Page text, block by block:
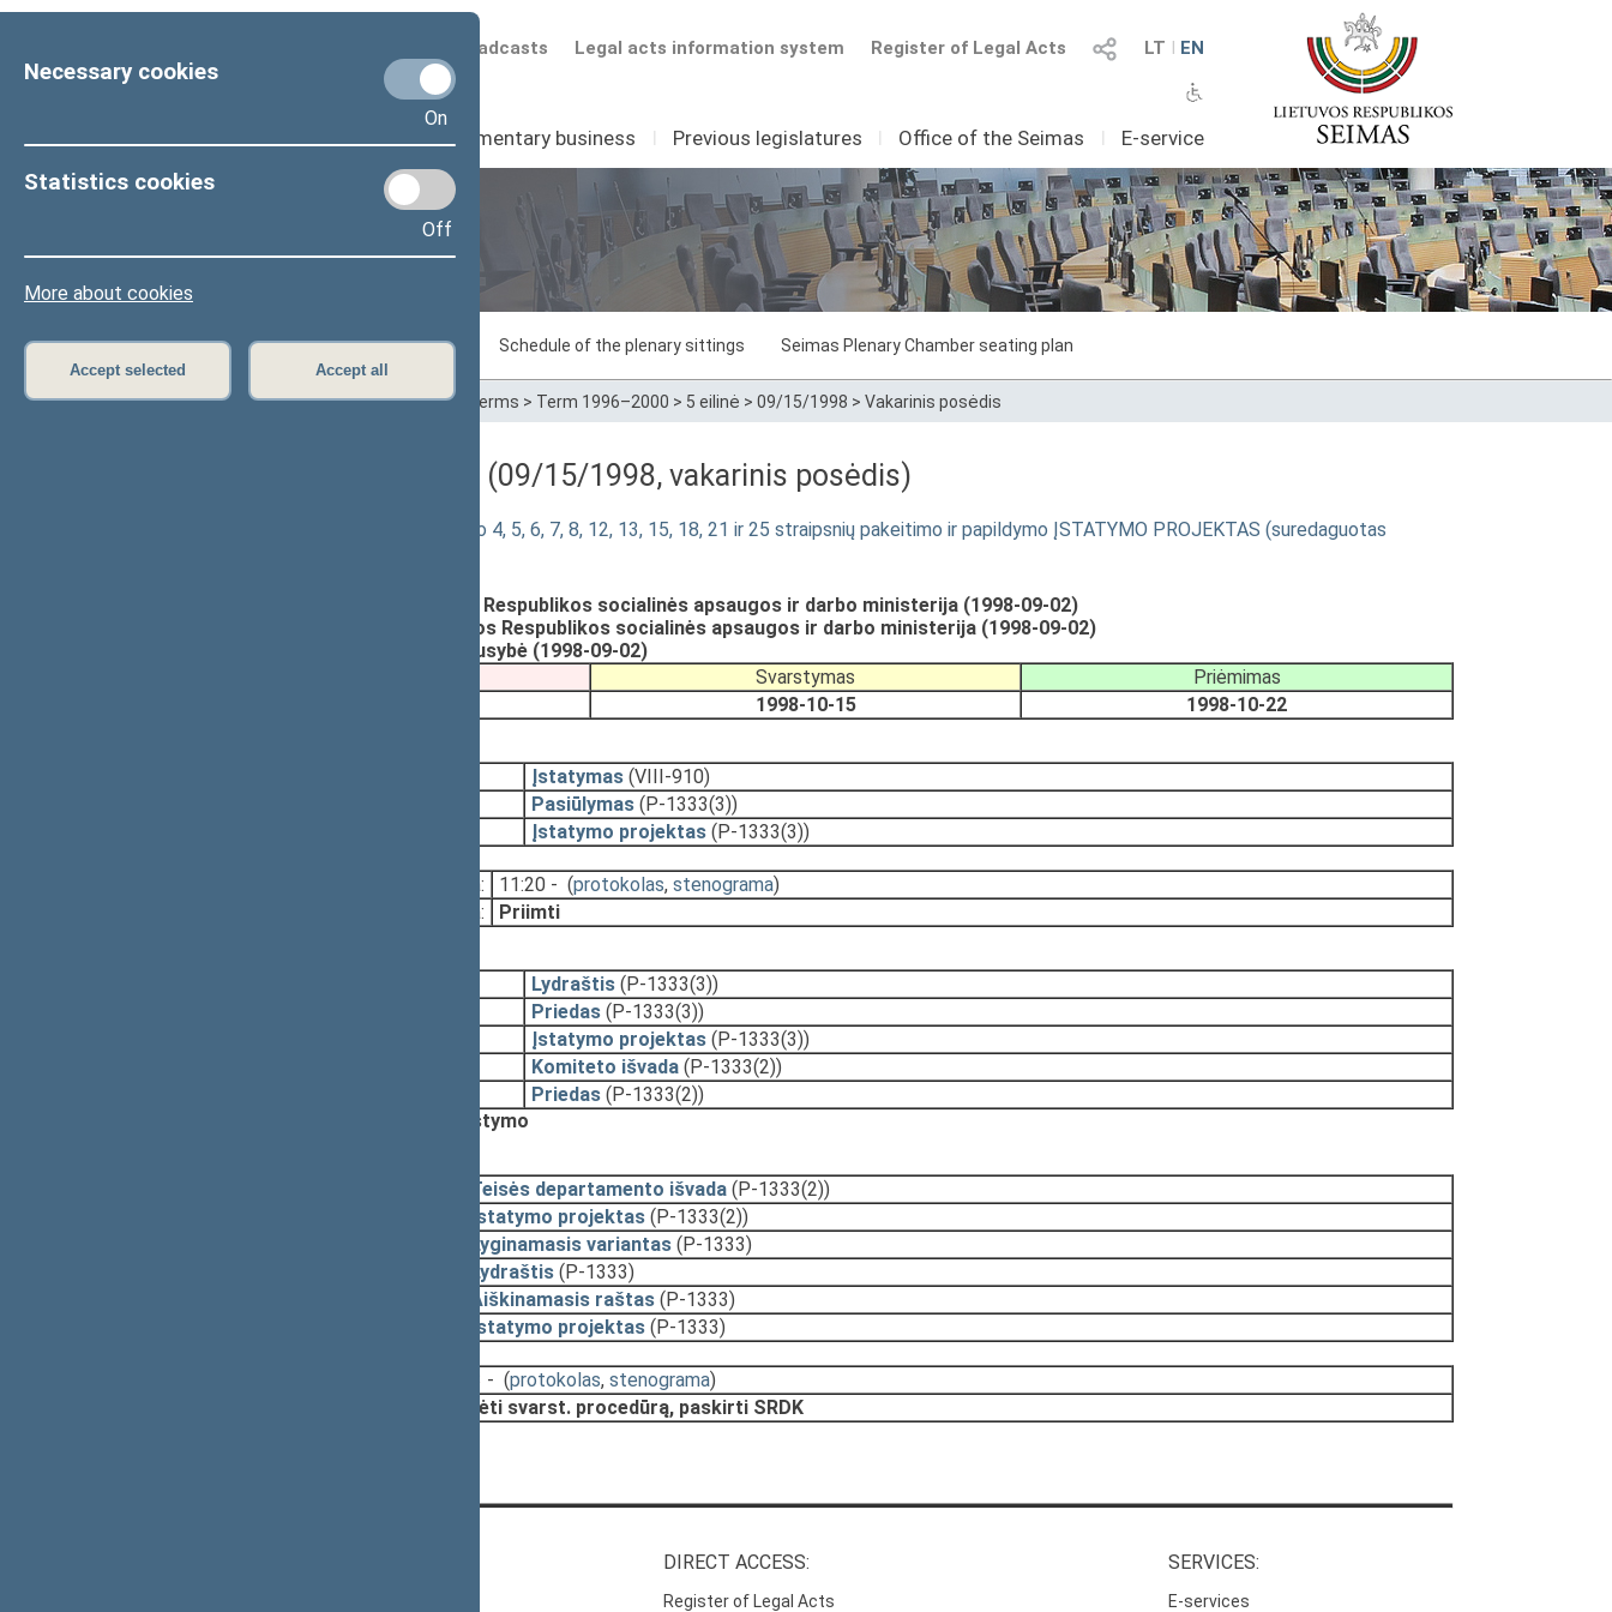
Necessary cookies
On
Statistics cookies
Off
More about cookies
Accept selected Accept all
LT I EN
Register of Legal Acts
Legal acts information system
Scheduled broadcasts
Seimas I Parliamentary business I Previous legislatures I Office of the Seimas I E-service
Sitting in progress Plenary sittings Schedule of the plenary sittings Seimas Plenary Chamber seating plan
Home>Plenary sittings>Parliamentary terms > Term 1996–2000 > 5 eilinė > 09/15/1998 > Vakarinis posėdis
Darbotvarkės klausimas (09/15/1998, vakarinis posėdis)
Valstybinės darbo inspekcijos įstatymo 4, 5, 6, 7, 8, 12, 13, 15, 18, 21 ir 25 straipsnių pakeitimo ir papildymo ĮSTATYMO PROJEKTAS (suredaguotas
Irena DEGUTIENĖ, Lietuvos Respublikos socialinės apsaugos ir darbo ministerija (1998-09-02)
Rimantas KAIRELIS, Lietuvos Respublikos socialinės apsaugos ir darbo ministerija (1998-09-02)
Lietuvos Respublikos Vyriausybė (1998-09-02)
Svarstymas
Priėmimas
1998-10-15 1998-10-22
Įstatymas (VIII-910)
Pasiūlymas (P-1333(3))
Įstatymo projektas (P-1333(3))
Svarstyta: 11:20 - (protokolas, stenograma)
Nutarta:
Priimti
Lydraštis (P-1333(3))
Priedas (P-1333(3))
Įstatymo projektas (P-1333(3))
Komiteto išvada (P-1333(2))
Priedas (P-1333(2))
Pritarti projektui po svarstymo
Teisės departamento išvada (P-1333(2))
Įstatymo projektas (P-1333(2))
Lyginamasis variantas (P-1333)
Lydraštis (P-1333)
Aiškinamasis raštas (P-1333)
Įstatymo projektas (P-1333)
10:13 - (protokolas, stenograma)
Pradėti svarst. procedūrą, paskirti SRDK
DIRECT ACCESS:
Register of Legal Acts
SERVICES:
E-services